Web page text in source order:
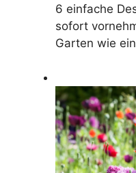
6 einfache
sofort
Garten wie